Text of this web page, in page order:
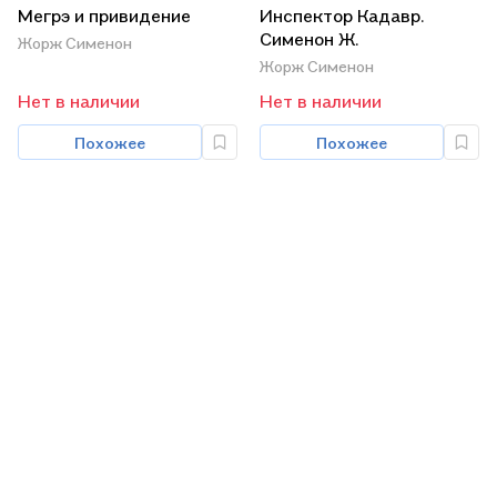
Мегрэ и привидение
Жорж Сименон
Нет в наличии
Похожее
Инспектор Кадавр.
Сименон Ж.
Жорж Сименон
Нет в наличии
Похожее